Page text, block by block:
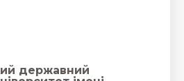
державний